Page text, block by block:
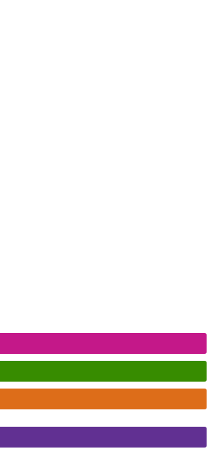
D,définir une graduation sur D.
(7)
signification